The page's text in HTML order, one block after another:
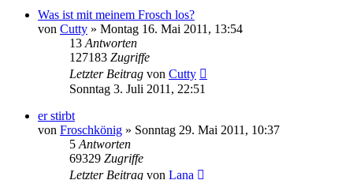
Was ist mit meinem Frosch los?
von Cutty » Montag 16. Mai 2011, 13:54
13 Antworten
127183 Zugriffe
Letzter Beitrag von Cutty
Sonntag 3. Juli 2011, 22:51
er stirbt
von Froschkönig » Sonntag 29. Mai 2011, 10:37
5 Antworten
69329 Zugriffe
Letzter Beitrag von Lana